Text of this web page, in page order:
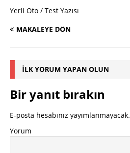
Yerli Oto / Test Yazısı
MAKALEYE DÖN
İLK YORUM YAPAN OLUN
Bir yanıt bırakın
E-posta hesabınız yayımlanmayacak.
Yorum